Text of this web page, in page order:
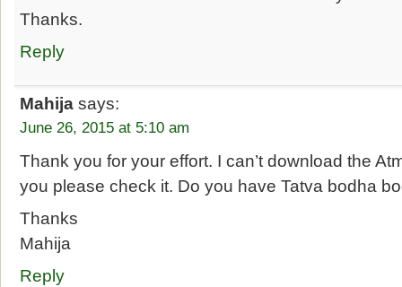
Thanks.
Reply
Mahija says:
June 26, 2015 at 5:10 am
Thank you for your effort. I can’t download the
you please check it. Do you have Tatva bodha
Thanks
Mahija
Reply